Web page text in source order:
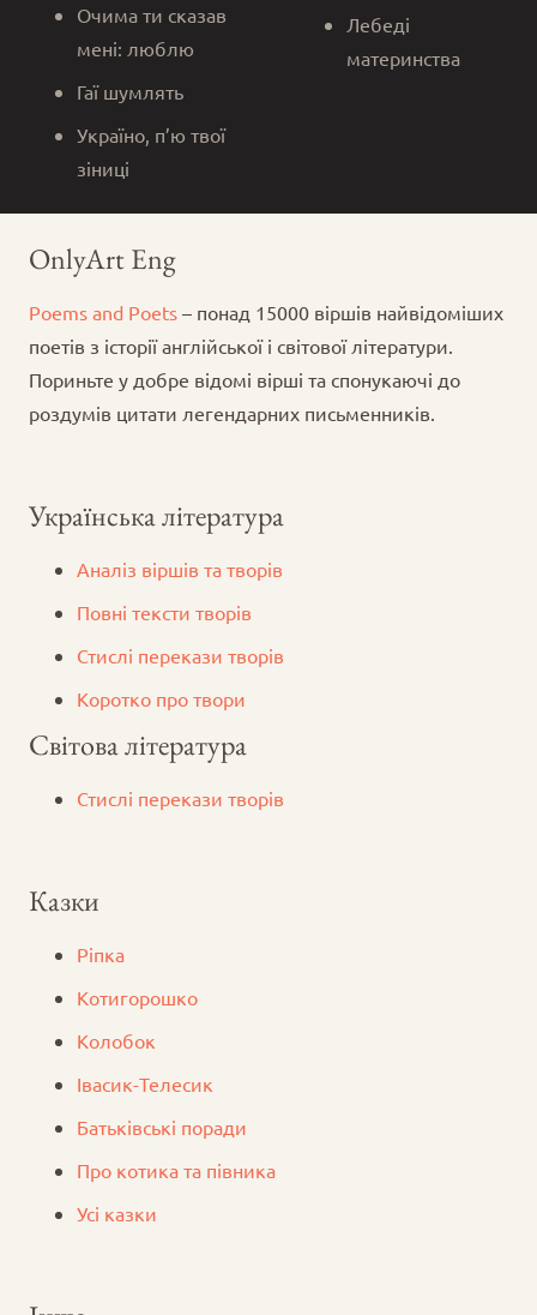
Очима ти сказав
мені: люблю
Гаї шумлять
Україно, п’ю твої
зіниці
Лебеді
материнства
OnlyArt Eng
Poems and Poets – понад 15000 віршів найвідоміших
поетів з історії англійської і світової літератури.
Пориньте у добре відомі вірші та спонукаючі до
роздумів цитати легендарних письменників.
Українська література
Аналіз віршів та творів
Повні тексти творів
Стислі перекази творів
Коротко про твори
Світова література
Стислі перекази творів
Казки
Ріпка
Котигорошко
Колобок
Iвасик-Телесик
Батьківські поради
Про котика та півника
Усі казки